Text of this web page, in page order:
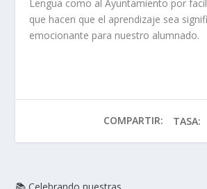
Lengua como al Ayuntamiento por
que hacen que el aprendizaje sea
emocionante para nuestro alumnado.
COMPARTIR: TASA: